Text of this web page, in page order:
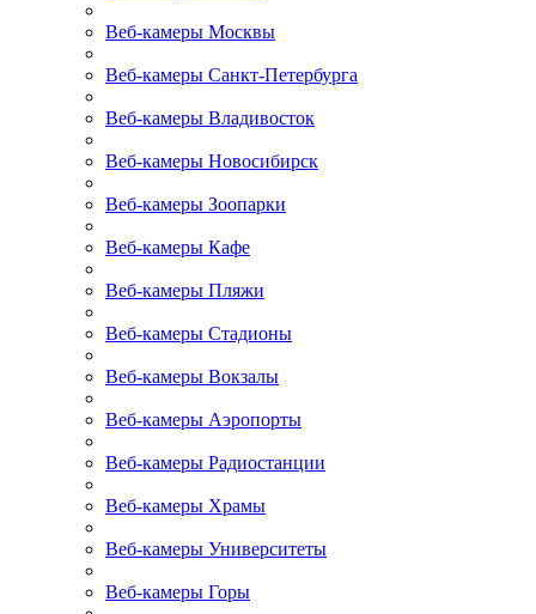
Веб-камеры Москвы
Веб-камеры Санкт-Петербурга
Веб-камеры Владивосток
Веб-камеры Новосибирск
Веб-камеры Зоопарки
Веб-камеры Кафе
Веб-камеры Пляжи
Веб-камеры Стадионы
Веб-камеры Вокзалы
Веб-камеры Аэропорты
Веб-камеры Радиостанции
Веб-камеры Храмы
Веб-камеры Университеты
Веб-камеры Горы